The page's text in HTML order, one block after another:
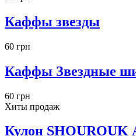
Каффы звезды
60 грн
Каффы Звездные
60 грн
Хиты продаж
Кулон SHOUROUK